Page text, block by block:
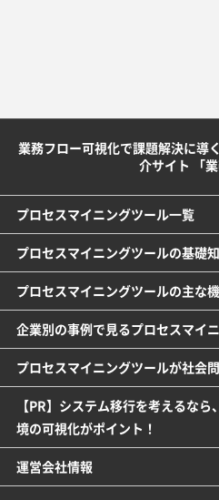
業務フロー可視化で課題解決に導
介サイト 「業
プロセスマイニングツール一覧
プロセスマイニングツールの基礎
プロセスマイニングツールの主な
企業別の事例で見るプロセスマイ
プロセスマイニングツールが社会
【PR】システム移行を考えるな
境の可視化がポイント！
運営会社情報